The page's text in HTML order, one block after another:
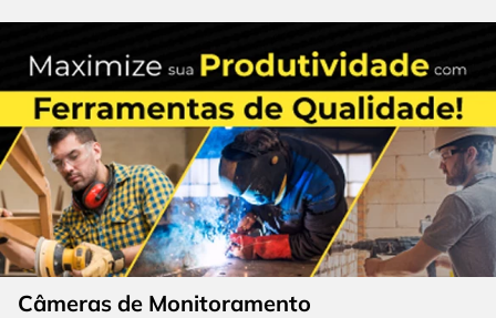
Câmeras de Monitoramento
2º caixa ferramentas
3º esmerilhadeira
4º escada
5º serra circular
6 º serra copo
7º luva
8º fio
Termos mais buscados
parafusadeira
caixa ferramentas
3º esmerilhadeira
escada
5 º serra circular
6º serra copo